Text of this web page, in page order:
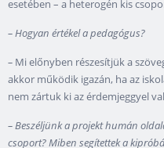
esetében – a heterogén kis
–Hogyan értékel a pedagógus?
– Mi előnyben részesítjük a
akkor működik igazán, ha az
nem zártuk ki az érdemjeggyel
–Beszéljünk a projekt humán
csoport? Miben segítettek a